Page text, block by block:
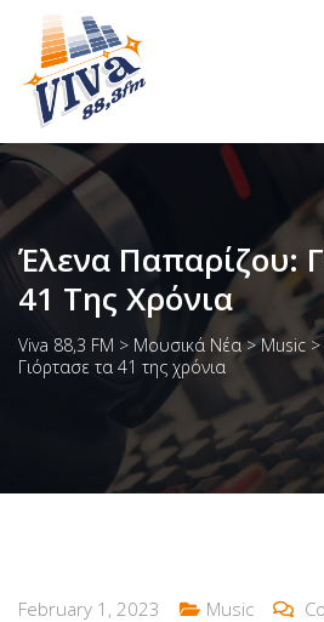
Έλενα Παπαρίζου:
41 Της Χρόνια
Viva 88,3 FM > Μουσικά Νέα>Music >
Γιόρτασε τα 41 της χρόνια
February 1, 2023 Music